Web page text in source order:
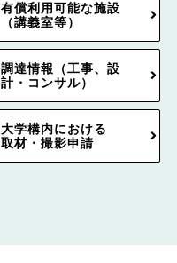
有償利用可能な施設
（講義室等）
調達情報（工事、設
計・コンサル）
大学構内における
取材・撮影申請